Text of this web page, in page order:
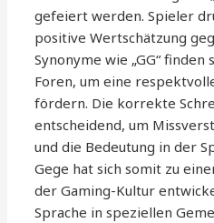
gefeiert werden. Spieler
positive Wertschätzung
Synonyme wie „GG“ finden
Foren, um eine
fördern. Die korrekte
entscheidend, um
und die Bedeutung in der
Gege hat sich somit zu
der Gaming-Kultur
Sprache in speziellen